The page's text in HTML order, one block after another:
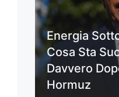
Energia
Cosa Sta
Davvero
Hormuz